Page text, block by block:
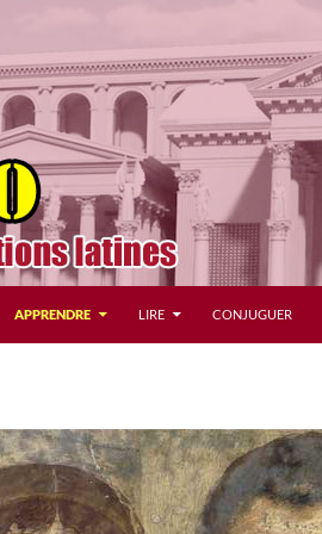
APPRENDRE LIRE CONJUGUER